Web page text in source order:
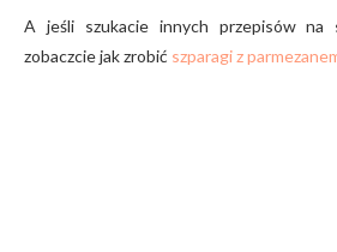
A jeśli szukacie innych przepisów na
zobaczcie jak zrobić szparagi z